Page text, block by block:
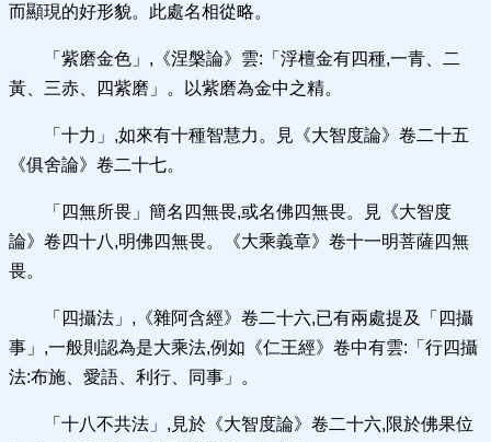
而顯現的好形貌。此處名相從略。
「紫磨金色」,《涅槃論》雲:「浮檀金有四種,一青、二
黃、三赤、四紫磨」。以紫磨為金中之精。
「十力」,如來有十種智慧力。見《大智度論》卷二十五
《俱舍論》卷二十七。
「四無所畏」簡名四無畏,或名佛四無畏。見《大智度
論》卷四十八,明佛四無畏。《大乘義章》卷十一明菩薩四無
畏。
「四攝法」,《雜阿含經》卷二十六,已有兩處提及「四攝
事」,一般則認為是大乘法,例如《仁王經》卷中有雲:「行四攝
法:布施、愛語、利行、同事」。
「十八不共法」,見於《大智度論》卷二十六,限於佛果位